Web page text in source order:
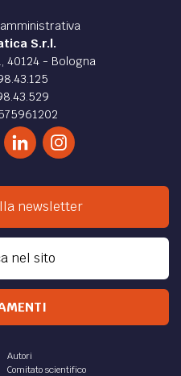
S.r.l.
40124 - Bologna
newsletter
nel sito
Autori
Comitato scientifico